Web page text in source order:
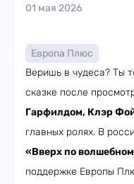
01 мая 2026
Европа Плюс
Веришь в чудеса? Ты
сказке после
Гарфилдом, Клэр
главных ролях. В
«Вверх по
поддержке Европы